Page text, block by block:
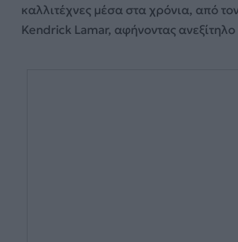
καλλιτέχνες μέσα στα χρόνια, από
Kendrick Lamar, αφήνοντας